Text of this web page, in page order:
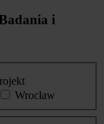
i
Wrocław